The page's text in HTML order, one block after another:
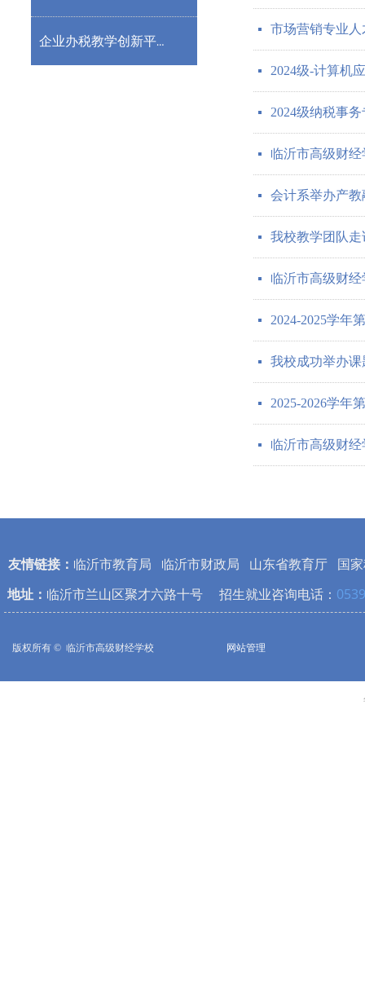
企业办税教学创新平台
넷 市场营销专业
넷 2024级-计算机
넷 2024级纳税事
넷 临沂市高级财
넷 会计系举办产
넷 我校教学团队
넷 临沂市高级财经
넷 2024-2025学年
넷 我校成功举办
넷 2025-2026学年
넷 临沂市高级财
地址： 临沂市兰山区聚才六路十号 招生就业咨询电话：
友情链接： 临沂市教育局 临沂市财政局 山东省教育厅 国
版权所有 © 临沂市高级财经学校 网站管理